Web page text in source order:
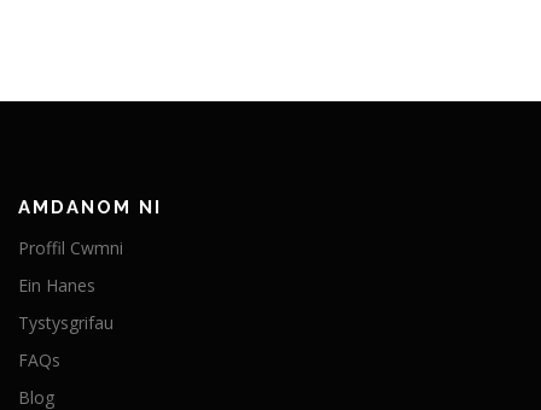
AMDANOM NI
Proffil Cwmni
Ein Hanes
Tystysgrifau
FAQs
Blog